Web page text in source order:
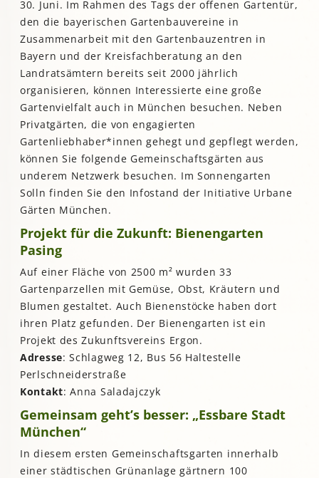
30. Juni. Im Rahmen des Tags der offenen Gartentür,
den die bayerischen Gartenbauvereine in
Zusammenarbeit mit den Gartenbauzentren in
Bayern und der Kreisfachberatung an den
Landratsämtern bereits seit 2000 jährlich
organisieren, können Interessierte eine große
Gartenvielfalt auch in München besuchen. Neben
Privatgärten, die von engagierten
Gartenliebhaber*innen gehegt und gepflegt werden,
können Sie folgende Gemeinschaftsgärten aus
underem Netzwerk besuchen. Im Sonnengarten
Solln finden Sie den Infostand der Initiative Urbane
Gärten München.
Projekt für die Zukunft: Bienengarten
Pasing
Auf einer Fläche von 2500 m² wurden 33
Gartenparzellen mit Gemüse, Obst, Kräutern und
Blumen gestaltet. Auch Bienenstöcke haben dort
ihren Platz gefunden. Der Bienengarten ist ein
Projekt des Zukunftsvereins Ergon.
Adresse: Schlagweg 12, Bus 56 Haltestelle
Perlschneiderstraße
Kontakt: Anna Saladajczyk
Gemeinsam geht’s besser: „Essbare Stadt
München“
In diesem ersten Gemeinschaftsgarten innerhalb
einer städtischen Grünanlage gärtnern 100